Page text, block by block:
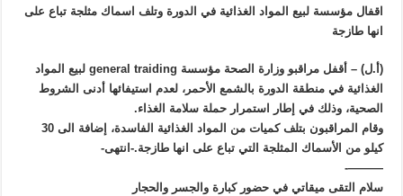
اقفال مؤسسة لبيع المواد الغذائية في الدورة وتلف اسماك مثلجة تباع على
انها طازجة
(أ.ل) – أقفل مراقبو وزارة الصحة مؤسسة general traiding لبيع المواد
الغذائية في منطقة الدورة بالشمع الأحمر، لعدم استيفائها أدنى الشروط
الصحية، وذلك في إطار استمرار حملة سلامة الغذاء.
وقام المراقبون بتلف كميات من المواد الغذائية الفاسدة، إضافة الى 30
كيلو من الأسماك المثلجة التي تباع على انها طازجة.-انتهى-
———-
سلام التقى ميقاتي في حضور كبارة والجسر والحجار